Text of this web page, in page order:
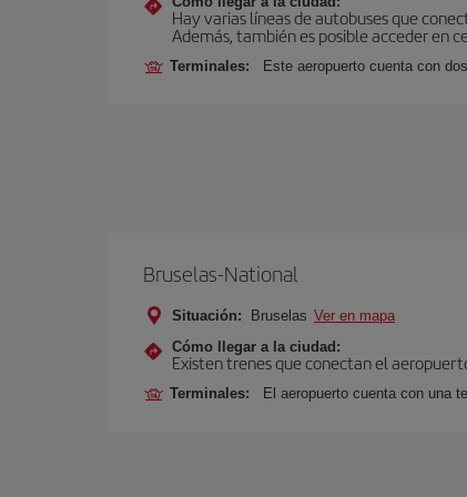
Hay varias líneas de autobuses que
Además, también es posible acceder en
Terminales: Este aeropuerto cuenta con
Bruselas-National
Situación: Bruselas Ver en mapa
Cómo llegar a la ciudad:
Existen trenes que conectan el
Terminales: El aeropuerto cuenta con una